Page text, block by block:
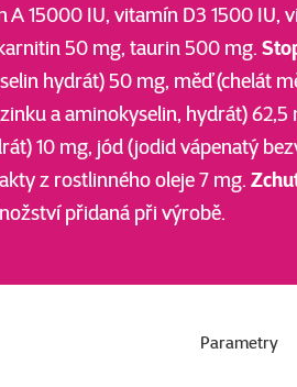
A 15000 IU, vitamín D3 1500 IU,
50 mg, taurin 500 mg.
hydrát) 50 mg, měď (chelát
a aminokyselin, hydrát)
10 mg, jód (jodid vápenatý
z rostlinného oleje 7 mg.
přidaná při výrobě.
Parametry